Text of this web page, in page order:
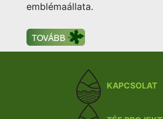
emblémaállata.
KAPCSOLAT